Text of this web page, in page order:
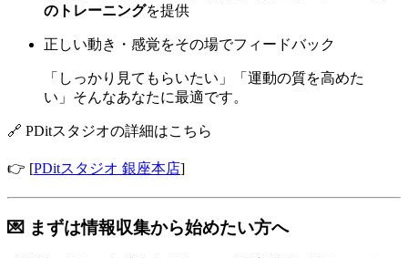
のトレーニングを提供
正しい動き・感覚をその場でフィードバック
「しっかり見てもらいたい」「運動の質を高めた
い」そんなあなたに最適です。
🔗 PDitスタジオの詳細はこちら
👉 [PDitスタジオ 銀座本店]
💌 まずは情報収集から始めたい方へ